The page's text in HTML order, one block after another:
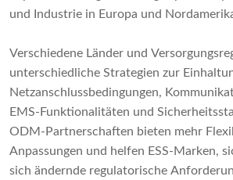
und Industrie in Europa und
Verschiedene Länder und
unterschiedliche Strategien zur
Netzanschlussbedingungen,
EMS-Funktionalitäten und
ODM-Partnerschaften bieten mehr
Anpassungen und helfen ESS-Marken,
sich ändernde regulatorische